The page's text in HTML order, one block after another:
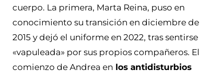
cuerpo. La primera, Marta Reina, puso en
conocimiento su transición en diciembre de
2015 y dejó el uniforme en 2022, tras sentirse
«vapuleada» por sus propios compañeros. El
comienzo de Andrea en los antidisturbios